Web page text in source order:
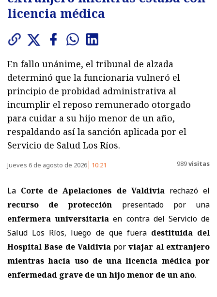
licencia médica
En fallo unánime, el tribunal de alzada
determinó que la funcionaria vulneró el
principio de probidad administrativa al
incumplir el reposo remunerado otorgado
para cuidar a su hijo menor de un año,
respaldando así la sanción aplicada por el
Servicio de Salud Los Ríos.
Jueves 6 de agosto de 2026 10:21 989visitas
La Corte de Apelaciones de Valdiviarechazó el
recurso de protección presentado por una
enfermera universitaria en contra del Servicio de
Salud Los Ríos, luego de que fuera destituida del
Hospital Base de Valdiviaporviajar al extranjero
mientras hacía uso de una licencia médica por
enfermedad grave de un hijo menor de un año.